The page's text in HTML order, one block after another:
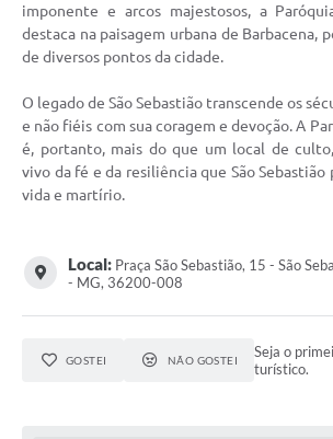
Intranet
Plano Diretor e Mobilidade Urbana
3º Jornada Empreendedora BQ
Festival Gastronômico
Emprega Barbacena
Regularização de bairros
Carta de Serviços
Arquivos para Download
imponente e arcos majestosos, a
destaca na paisagem urbana de Barbacena,
de diversos pontos da cidade.
O legado de São Sebastião transcende os
e não fiéis com sua coragem e devoção. A
é, portanto, mais do que um local de
vivo da fé e da resiliência que São
vida e martírio.
Local: Praça São Sebastião, 15 - São
- MG, 36200-008
GOSTEI NÃO GOSTEI
Seja o
turístico.